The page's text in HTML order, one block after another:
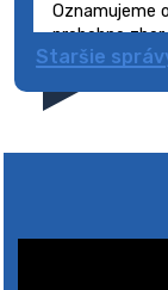
Oznamujeme
prebehne
obyvateľov,
5. augusta
Staršie